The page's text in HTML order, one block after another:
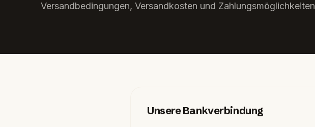
Versandbedingungen, Versandkosten und Zahlungsmöglichkeiten
Unsere Bankverbindung